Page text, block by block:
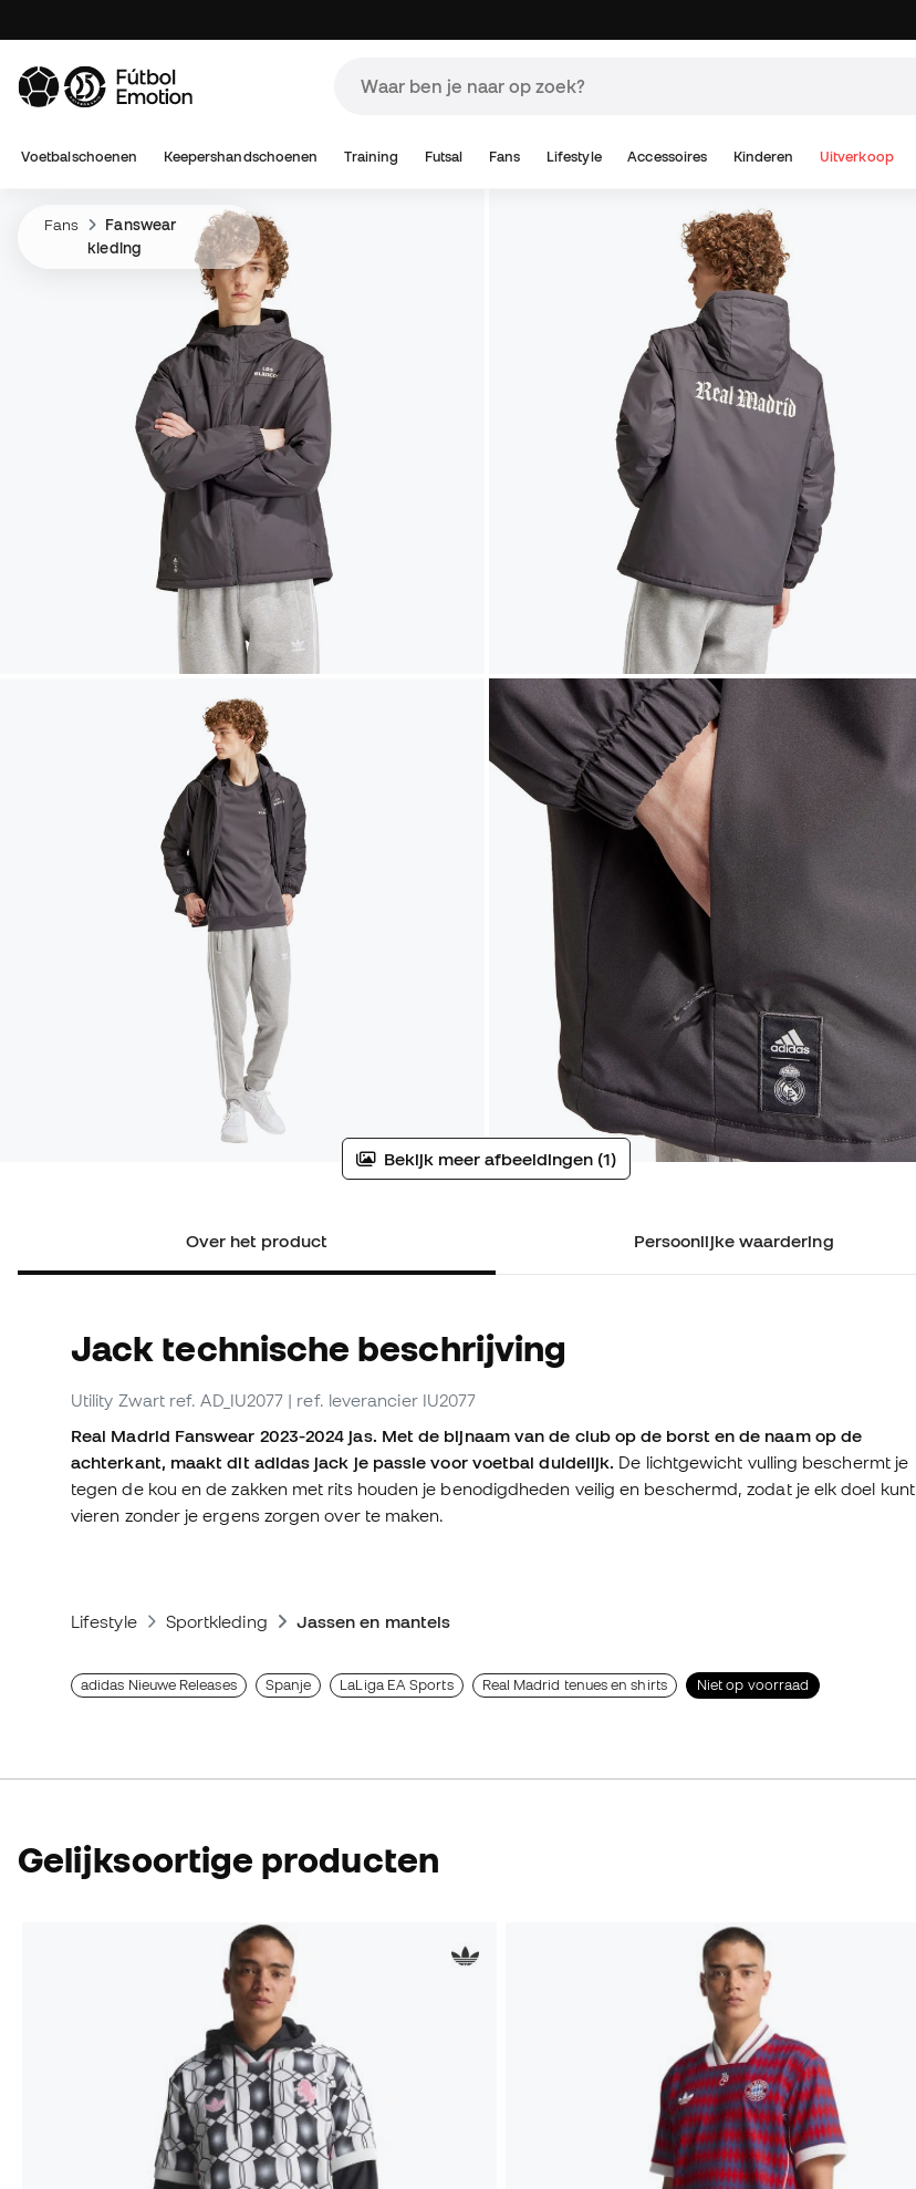
Voetbalschoenen Keepershandschoenen Training Futsal Fans Lifestyle Accessoires Kinderen Uitverkoop
Fans
Fanswear
kleding
Bekijk meer afbeeldingen (1)
Over het product Persoonlijke waardering
Jack technische beschrijving
Utility Zwart ref. AD_IU2077 | ref. leverancier IU2077
Real Madrid Fanswear 2023-2024 jas. Met de bijnaam van de club op de borst en de naam op de
achterkant, maakt dit adidas jack je passie voor voetbal duidelijk. De lichtgewicht vulling beschermt je
tegen de kou en de zakken met rits houden je benodigdheden veilig en beschermd, zodat je elk doel kunt
vieren zonder je ergens zorgen over te maken.
Lifestyle Sportkleding Jassen en mantels
adidas Nieuwe Releases Spanje LaLiga EA Sports Real Madrid tenues en shirts Niet op voorraad
Gelijksoortige producten